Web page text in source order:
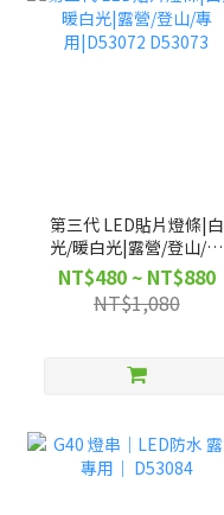
第三代 LED貼片燈條|白
光/暖白光|露營/登山/專
用|D53072 D53073
NT$480 ~ NT$880
NT$1,080